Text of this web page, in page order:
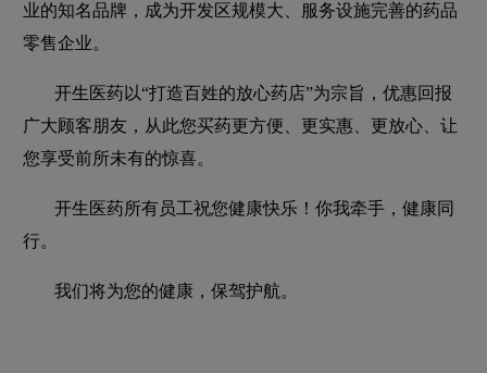
业的知名品牌，成为开发区规模大、服务设施完善的药品
零售企业。
开生医药以“打造百姓的放心药店”为宗旨，优惠回报
广大顾客朋友，从此您买药更方便、更实惠、更放心、让
您享受前所未有的惊喜。
开生医药所有员工祝您健康快乐！你我牵手，健康同
行。
我们将为您的健康，保驾护航。